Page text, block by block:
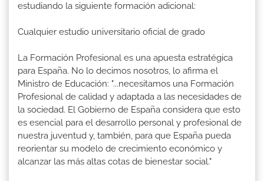
estudiando la siguiente formación adicional:
Cualquier estudio universitario oficial de grado
La Formación Profesional es una apuesta estratégica
para España. No lo decimos nosotros, lo afirma el
Ministro de Educación: "...necesitamos una Formación
Profesional de calidad y adaptada a las necesidades de
la sociedad. El Gobierno de España considera que esto
es esencial para el desarrollo personal y profesional de
nuestra juventud y, también, para que España pueda
reorientar su modelo de crecimiento económico y
alcanzar las más altas cotas de bienestar social."